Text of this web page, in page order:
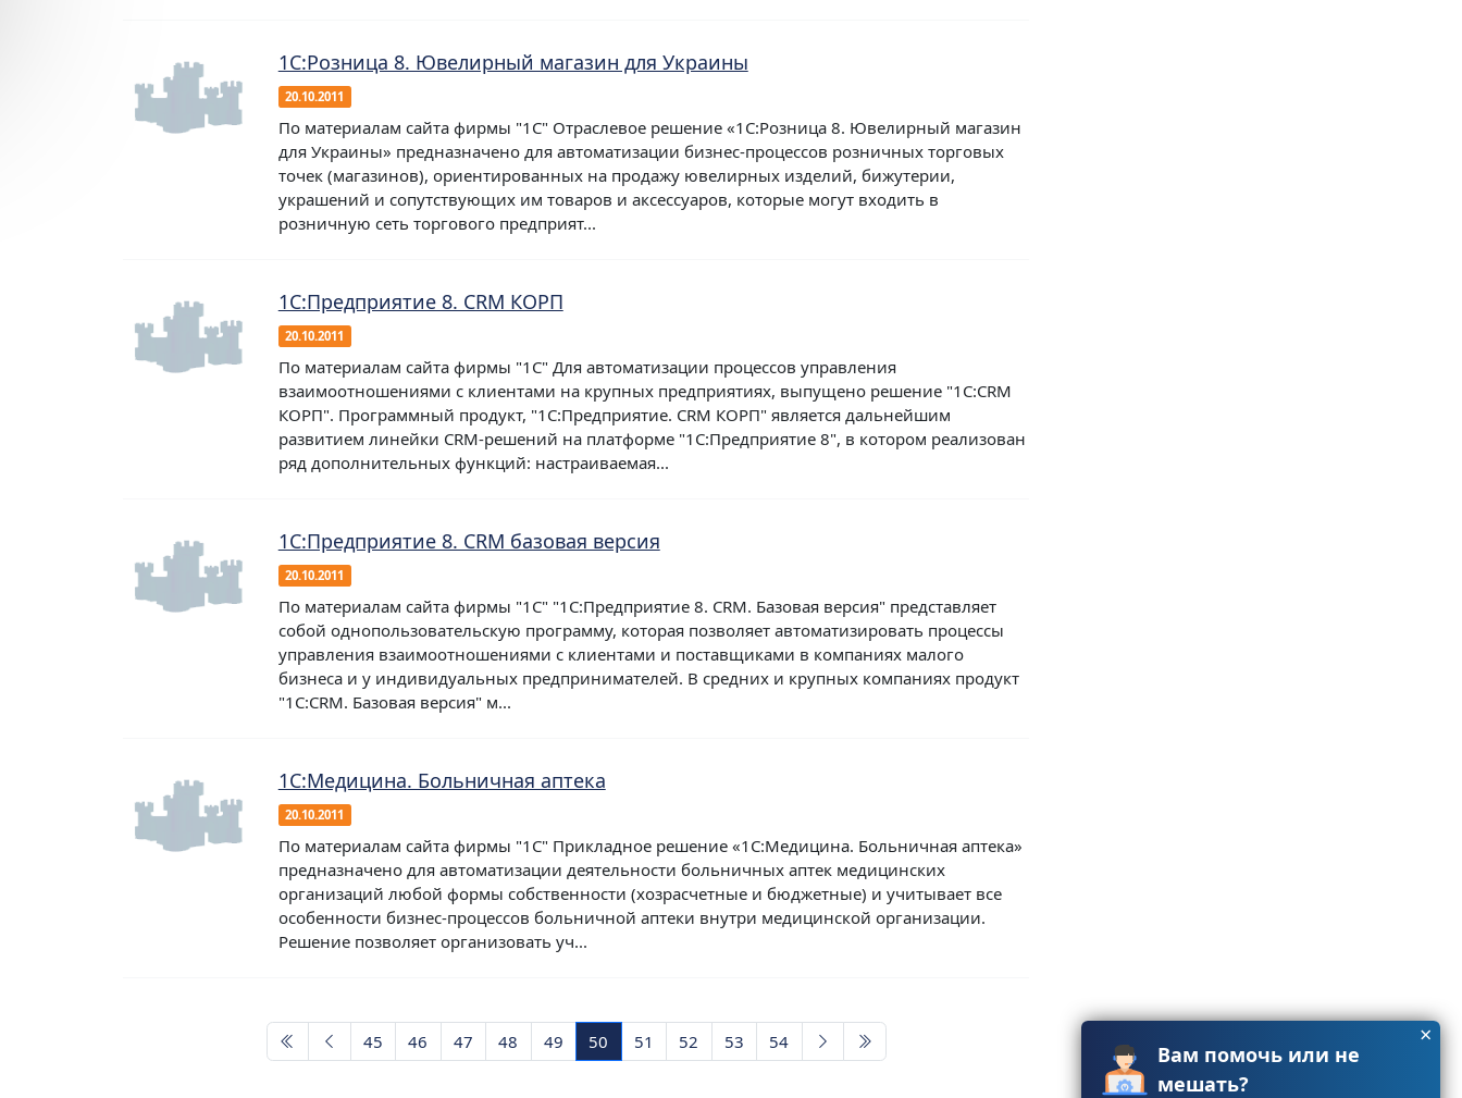
1С:Розница 8. Ювелирный магазин для Украины
20.10.2011
По материалам сайта фирмы "1С" Отраслевое решение «1С:Розница 8. Ювелирный магазин
для Украины» предназначено для автоматизации бизнес-процессов розничных торговых
точек (магазинов), ориентированных на продажу ювелирных изделий, бижутерии,
украшений и сопутствующих им товаров и аксессуаров, которые могут входить в
розничную сеть торгового предприят...
1С:Предприятие 8. CRM КОРП
20.10.2011
По материалам сайта фирмы "1С" Для автоматизации процессов управления
взаимоотношениями с клиентами на крупных предприятиях, выпущено решение "1С:CRM
КОРП". Программный продукт, "1С:Предприятие. CRM КОРП" является дальнейшим
развитием линейки CRM-решений на платформе "1С:Предприятие 8", в котором реализован
ряд дополнительных функций: настраиваемая...
1С:Предприятие 8. CRM базовая версия
20.10.2011
По материалам сайта фирмы "1С" "1С:Предприятие 8. CRM. Базовая версия" представляет
собой однопользовательскую программу, которая позволяет автоматизировать процессы
управления взаимоотношениями с клиентами и поставщиками в компаниях малого
бизнеса и у индивидуальных предпринимателей. В средних и крупных компаниях продукт
"1С:CRM. Базовая версия" м...
1С:Медицина. Больничная аптека
20.10.2011
По материалам сайта фирмы "1С" Прикладное решение «1С:Медицина. Больничная аптека»
предназначено для автоматизации деятельности больничных аптек медицинских
организаций любой формы собственности (хозрасчетные и бюджетные) и учитывает все
особенности бизнес-процессов больничной аптеки внутри медицинской организации.
Решение позволяет организовать уч...
45 46 47 48 49 50 51 52 53 54 ×
Вам помочь или не
мешать?